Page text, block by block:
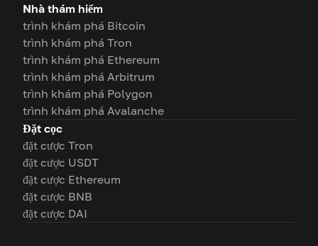
Nhà thám hiểm
trình khám phá Bitcoin
trình khám phá Tron
trình khám phá Ethereum
trình khám phá Arbitrum
trình khám phá Polygon
trình khám phá Avalanche
Đặt cọc
đặt cược Tron
đặt cược USDT
đặt cược Ethereum
đặt cược BNB
đặt cược DAI